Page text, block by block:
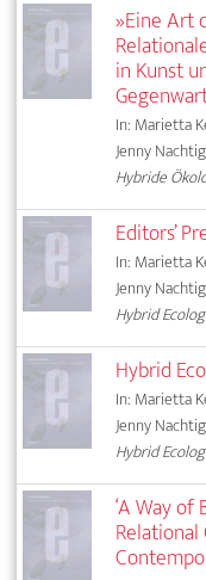
»Eine Art
in Kunst
In: Marietta
Jenny
Hybride
Editors’
In: Marietta
Jenny
Hybrid
Hybrid
In: Marietta
Jenny
Hybrid
‘A Way of